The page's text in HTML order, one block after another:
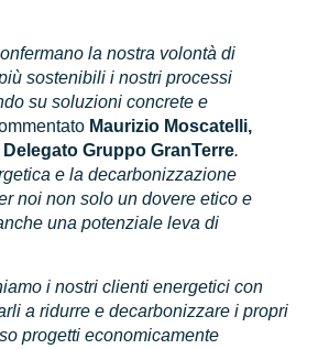
la nostra volontà di
sostenibili i nostri processi
su soluzioni concrete e
Maurizio Moscatelli,
Gruppo GranTerre.
e la decarbonizzazione
noi non solo un dovere etico e
una potenziale leva di
i nostri clienti energetici con
a ridurre e decarbonizzare i propri
progetti economicamente